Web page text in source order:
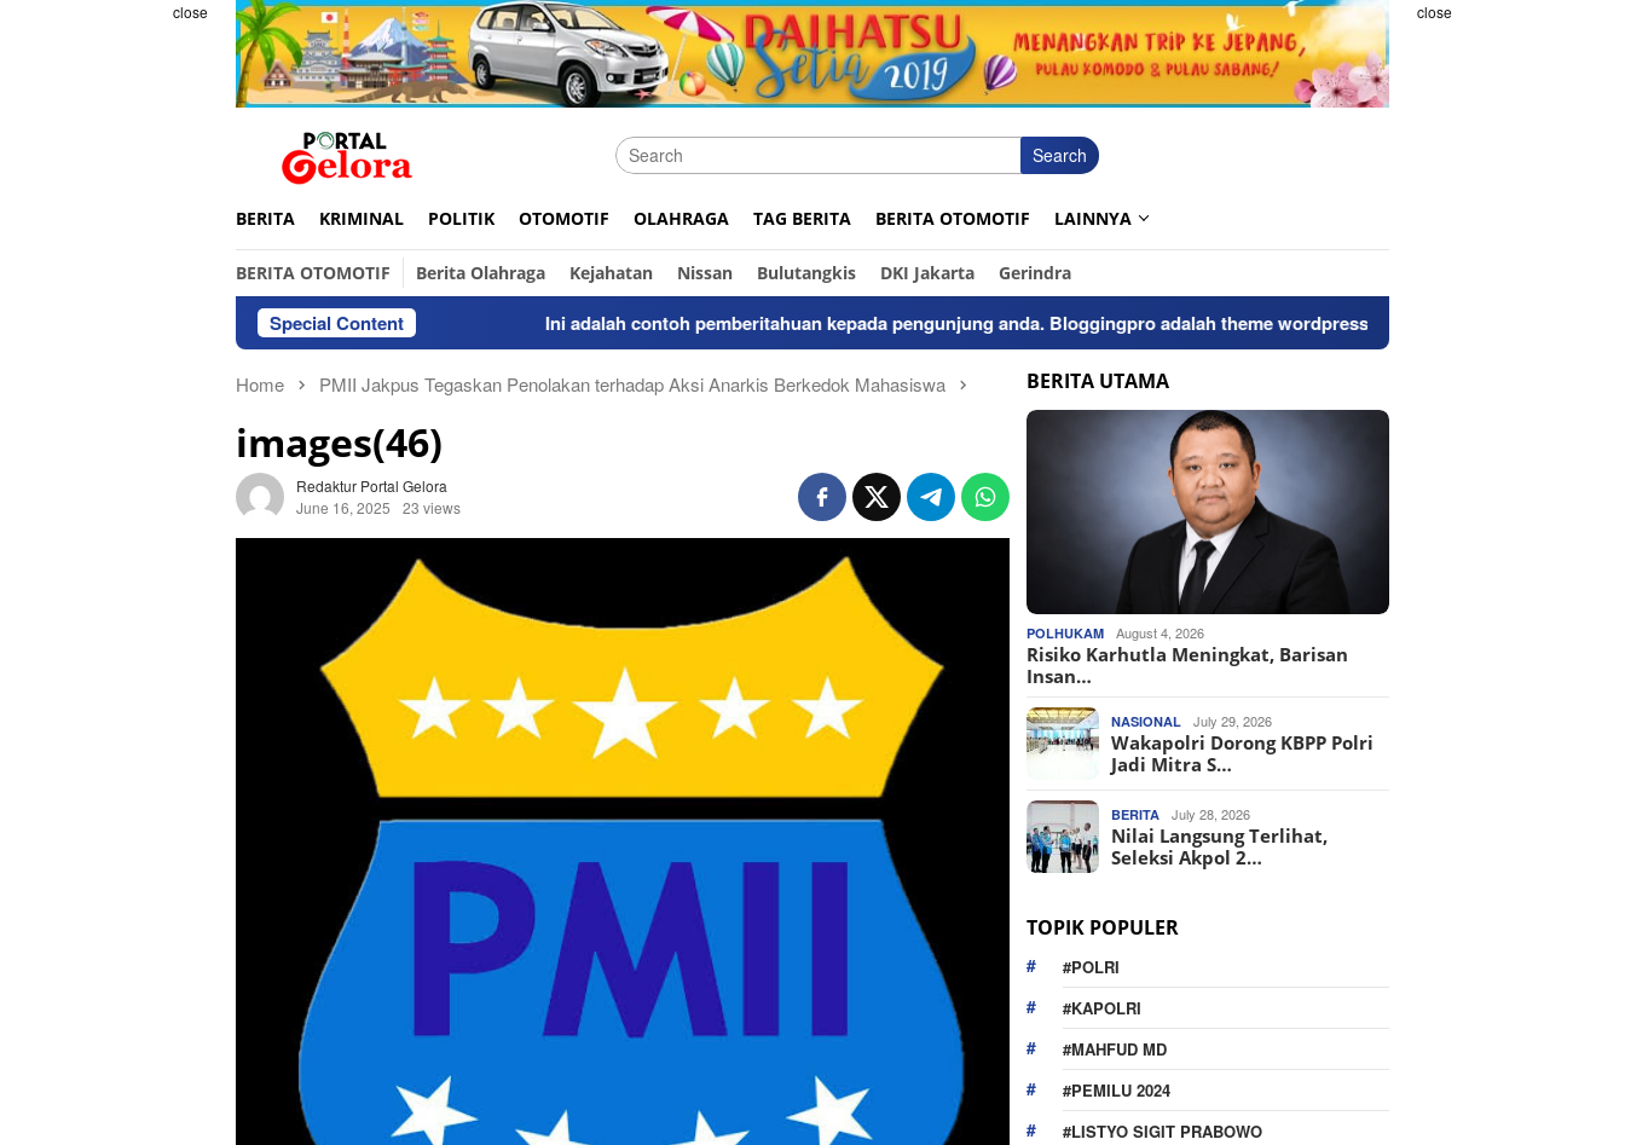
close close
Search
BERITA KRIMINAL POLITIK OTOMOTIF OLAHRAGA TAG BERITA BERITA OTOMOTIF LAINNYA
BERITA OTOMOTIF Berita Olahraga Kejahatan Nissan Bulutangkis DKI Jakarta Gerindra
Special Content Ini adalah contoh pemberitahuan kepada pengunjung anda. Bloggingpro adalah theme wordpress bersih dan seo friendly, untuk
Home PMII Jakpus Tegaskan Penolakan terhadap Aksi Anarkis Berkedok Mahasiswa
images(46)
Redaktur Portal Gelora
June 16, 2025
23 views
BERITA UTAMA
POLHUKAM August 4, 2026
Risiko Karhutla Meningkat, Barisan
Insan…
NASIONAL July 29, 2026
Wakapolri Dorong KBPP Polri
Jadi Mitra S…
BERITA July 28, 2026
Nilai Langsung Terlihat,
Seleksi Akpol 2…
TOPIK POPULER
#POLRI
#KAPOLRI
#MAHFUD MD
#PEMILU 2024
#LISTYO SIGIT PRABOWO